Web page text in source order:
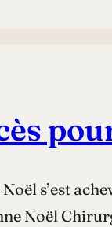
s’est
Noël